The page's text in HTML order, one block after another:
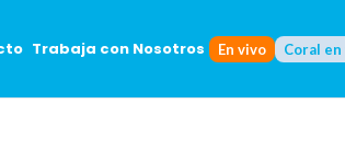
Trabaja con Nosotros En vivo Coral